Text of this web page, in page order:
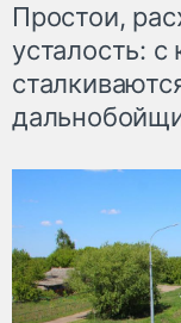
Простои,
усталость: